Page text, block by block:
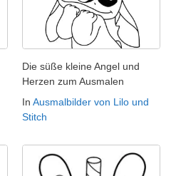
Die süße kleine Angel und
Herzen zum Ausmalen
In Ausmalbilder von Lilo und
Stitch